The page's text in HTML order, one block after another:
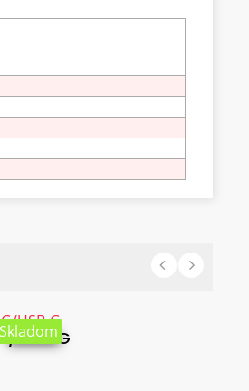
USB-G
Skladom